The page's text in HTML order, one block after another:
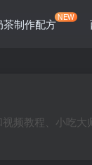
茶制作配方NEW
频教程、小吃